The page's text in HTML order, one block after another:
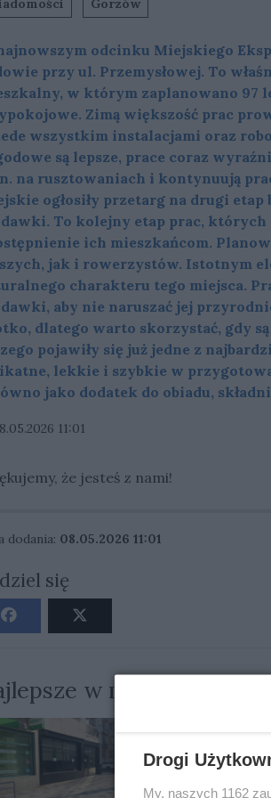
Gorzów
odcinku Miejskiego
przy ul. Przemysłowej. To
w którym zaplanowano 97
Zimą większość prac
wszystkim instalacjami oraz
są lepsze, prace coraz
na rusztowaniach i kontynuują
ogłosiły przetarg na drugi
To kolejny etap prac,
ich mieszkańcom.
jak i rowerzystów. Istotnym
charakteru tego miejsca.
aby nie naruszać jej
dlatego warto skorzystać, gdy
pojawiły się już jedne z
lekkie i szybkie w
jako dodatek do obiadu,
11:01
że jesteś z nami!
dodania: 08.05.2026 11:01
się
w miesiącu
Drogi
My, naszych 1162